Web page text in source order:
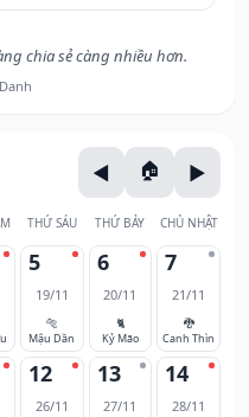
chia sẻ càng nhiều hơn.
THỨ SÁU THỨ BẢY CHỦ NHẬT
5
19/11
🐅
Mậu Dần
6
20/11
🐈
Kỷ Mão
7
21/11
🐉
Canh Thìn
12
26/11
13
27/11
14
28/11